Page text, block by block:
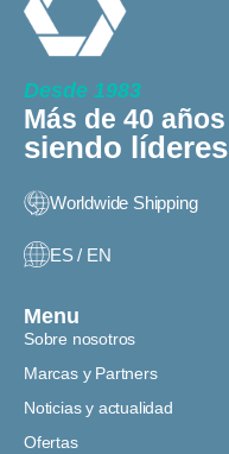
Desde 1983
Más de 40 años
siendo líderes
Worldwide Shipping
ES / EN
Menu
Sobre nosotros
Marcas y Partners
Noticias y actualidad
Ofertas